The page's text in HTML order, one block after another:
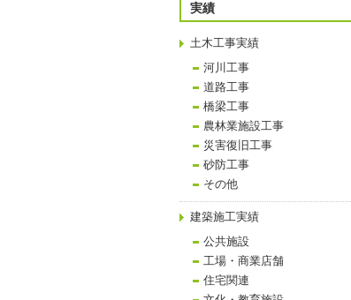
実績
土木工事実績
河川工事
道路工事
橋梁工事
農林業施設工事
災害復旧工事
砂防工事
その他
建築施工実績
公共施設
工場・商業店舗
住宅関連